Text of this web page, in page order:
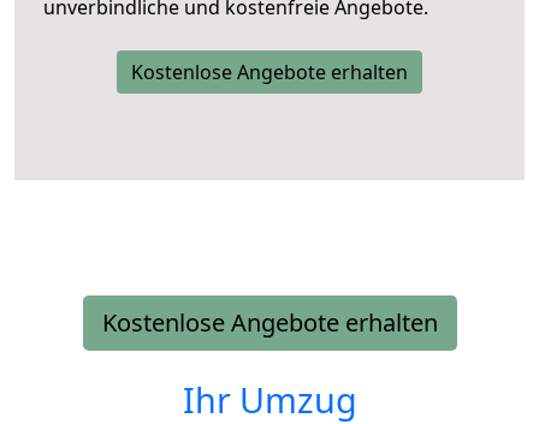
unverbindliche und kostenfreie Angebote.
Kostenlose Angebote erhalten
Kostenlose Angebote erhalten
Ihr Umzug